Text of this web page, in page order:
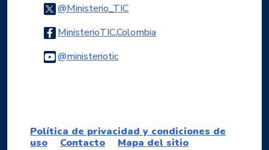
@Ministerio_TICLogo Twitter
MinisterioTIC.ColombiaLogo Facebook
@ministerioticLogo Youtube
Política de privacidad y condiciones de
uso
Contacto Mapa del sitio